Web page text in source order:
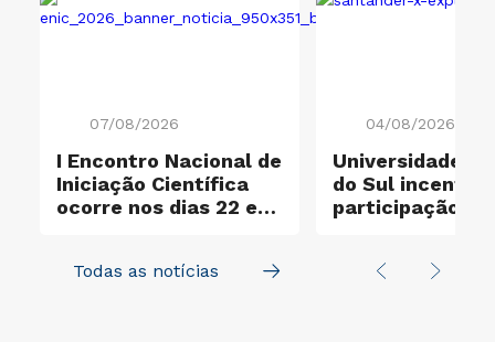
07/08/2026
I Encontro Nacional de
Iniciação Científica
ocorre nos dias 22 e
04/08/2026
Universidade
do Sul
participação no
Todas as notícias